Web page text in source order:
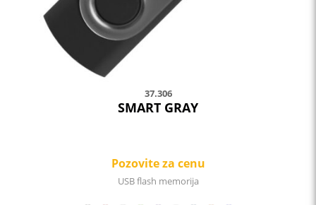
37.306
SMART GRAY
Pozovite za cenu
USB flash memorija